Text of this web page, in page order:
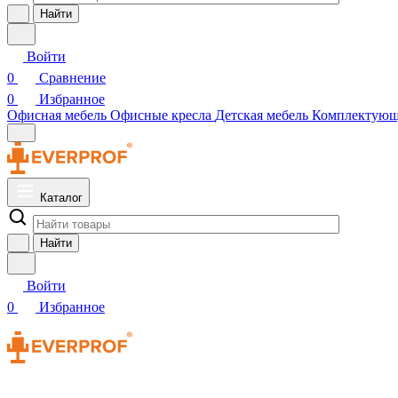
Найти
Войти
0
Сравнение
0
Избранное
Офисная мебель Офисные кресла Детская мебель
Каталог
Найти
Войти
0
Избранное